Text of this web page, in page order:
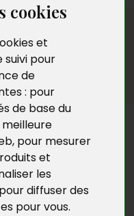
cookies
et
suivi pour
de
: pour
de base du
, pour mesurer
et
les
pour diffuser des
pour vous.